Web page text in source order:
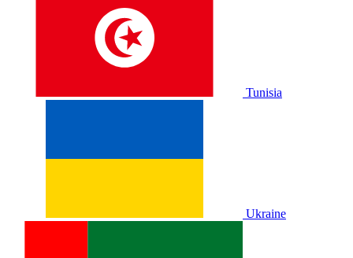
Tunisia
Ukraine